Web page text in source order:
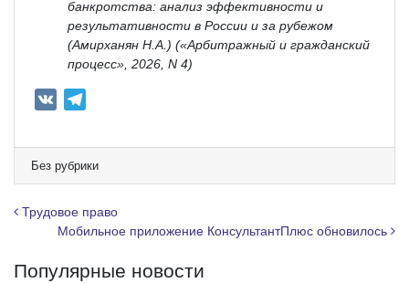
банкротства: анализ эффективности и
результативности в России и за рубежом
(Амирханян Н.А.) («Арбитражный и гражданский
процесс», 2026, N 4)
e
g
r
a
Без рубрики
Навигация по записям
Трудовое право
Мобильное приложение КонсультантПлюс обновилось
Популярные новости